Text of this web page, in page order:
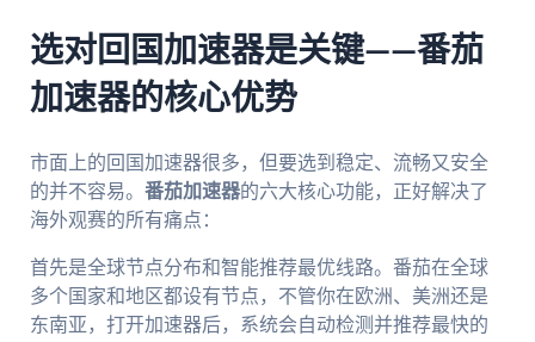
选对回国加速器是关键——番茄
加速器的核心优势
市面上的回国加速器很多，但要选到稳定、流畅又安全
的并不容易。 番茄加速器的六大核心功能，正好解决了
海外观赛的所有痛点：
首先是全球节点分布和智能推荐最优线路。番茄在全球
多个国家和地区都设有节点，不管你在欧洲、美洲还是
东南亚，打开加速器后，系统会自动检测并推荐最快的